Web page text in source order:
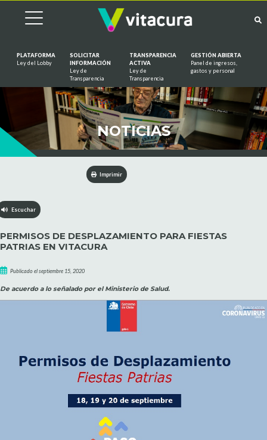
PLATAFORMA
Ley del Lobby
SOLICITAR
INFORMACIÓN
Ley de
Transparencia
TRANSPARENCIA
ACTIVA
Ley de
Transparencia
GESTIÓN ABIERTA
Panel de ingresos,
gastos y personal
NOTICIAS
Imprimir
Escuchar
PERMISOS DE DESPLAZAMIENTO PARA FIESTAS
PATRIAS EN VITACURA
Publicado el septiembre 15, 2020
De acuerdo a lo señalado por el Ministerio de Salud.